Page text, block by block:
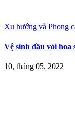
Xu hướng và Phong
Vệ sinh đầu vòi hoa
10, tháng 05, 2022